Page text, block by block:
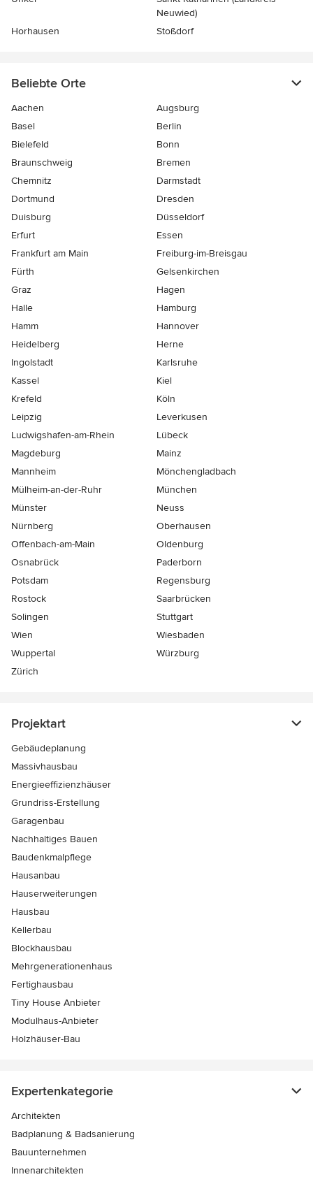
Neuwied)
Horhausen
Stoßdorf
Beliebte Orte
Aachen
Augsburg
Basel
Berlin
Bielefeld
Bonn
Braunschweig
Bremen
Chemnitz
Darmstadt
Dortmund
Dresden
Duisburg
Düsseldorf
Erfurt
Essen
Frankfurt am Main
Freiburg-im-Breisgau
Fürth
Gelsenkirchen
Graz
Hagen
Halle
Hamburg
Hamm
Hannover
Heidelberg
Herne
Ingolstadt
Karlsruhe
Kassel
Kiel
Krefeld
Köln
Leipzig
Leverkusen
Ludwigshafen-am-Rhein
Lübeck
Magdeburg
Mainz
Mannheim
Mönchen­gladbach
Mülheim-an-der-Ruhr
München
Münster
Neuss
Nürnberg
Oberhausen
Offenbach-am-Main
Oldenburg
Osnabrück
Paderborn
Potsdam
Regensburg
Rostock
Saarbrücken
Solingen
Stuttgart
Wien
Wiesbaden
Wuppertal
Würzburg
Zürich
Projektart
Gebäudeplanung
Massivhausbau
Energieeffizienzhäuser
Grundriss-Erstellung
Garagenbau
Nachhaltiges Bauen
Baudenkmalpflege
Hausanbau
Hauserweiterungen
Hausbau
Kellerbau
Blockhausbau
Mehrgenerationenhaus
Fertighausbau
Tiny House Anbieter
Modulhaus-Anbieter
Holzhäuser-Bau
Expertenkategorie
Architekten
Badplanung & Badsanierung
Bauunternehmen
Innenarchitekten